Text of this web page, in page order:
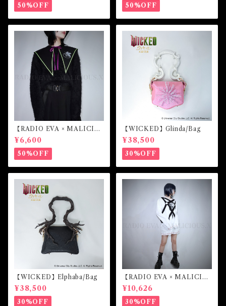
50%OFF 50%OFF
【RADIO EVA × MALICIO
US.X】Sailor collar （初号
機）
¥6,600
50%OFF
【WICKED】Glinda/Bag
¥38,500
30%OFF
【WICKED】Elphaba/Bag
¥38,500
30%OFF
【RADIO EVA × MALICIO
US.X】EVANGELION Mar
k.07-harness long sleeve
(White)
¥10,626
30%OFF